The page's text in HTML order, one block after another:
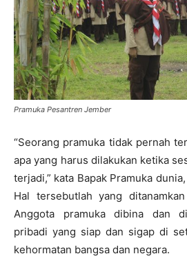
Pramuka Pesantren Jember
“Seorang pramuka tidak pernah
apa yang harus dilakukan ketika
terjadi,” kata Bapak Pramuka
Hal tersebutlah yang
Anggota pramuka dibina dan
pribadi yang siap dan sigap di
kehormatan bangsa dan negara.